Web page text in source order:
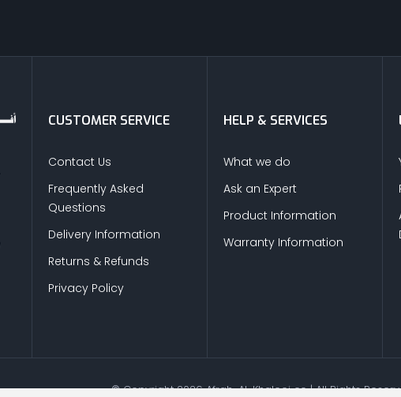
CUSTOMER SERVICE
Contact Us
Frequently Asked
Questions
Delivery Information
Returns & Refunds
Privacy Policy
HELP & SERVICES
What we do
Ask an Expert
Product Information
Warranty Information
© Copyright2026Afrah-Al-Khaleej co | All Rights